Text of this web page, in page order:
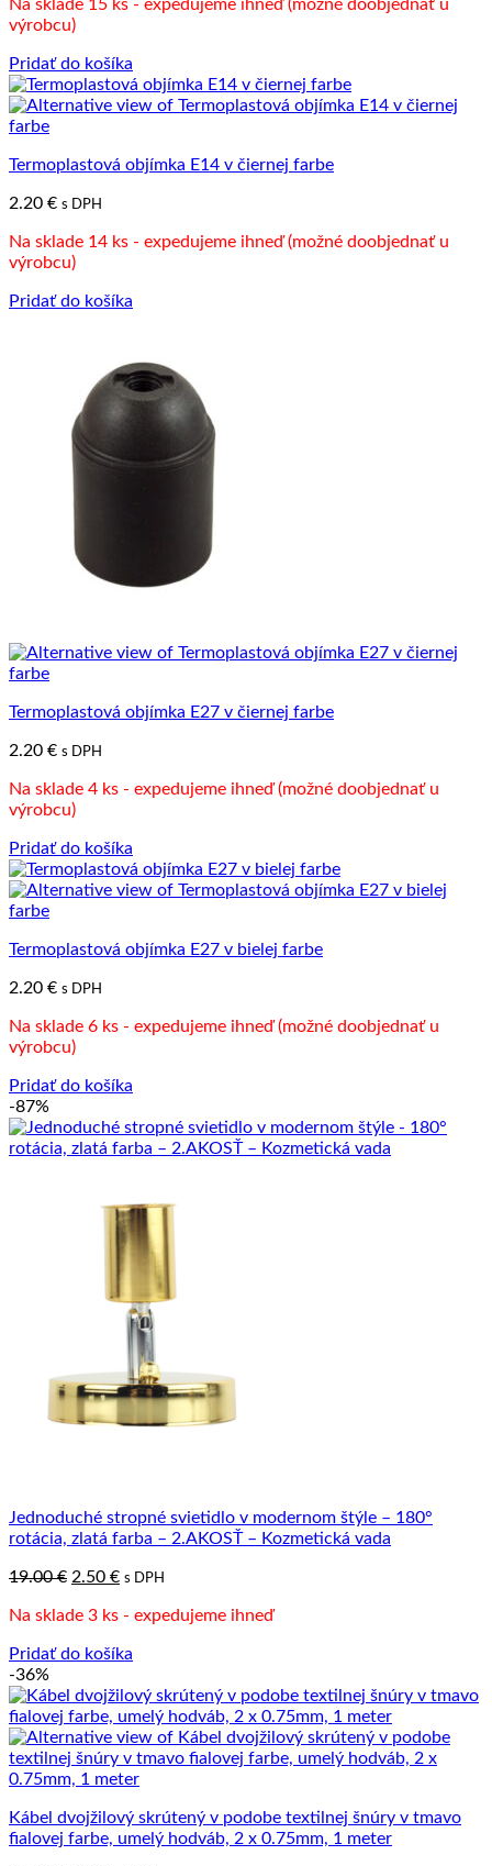
Na sklade 15 ks - expedujeme ihneď (možné doobjednať u
výrobcu)
Pridať do košíka
Termoplastová objímka E14 v čiernej farbe
2.20 € s DPH
Na sklade 14 ks - expedujeme ihneď (možné doobjednať u
výrobcu)
Pridať do košíka
Termoplastová objímka E27 v čiernej farbe
2.20 € s DPH
Na sklade 4 ks - expedujeme ihneď (možné doobjednať u
výrobcu)
Pridať do košíka
Termoplastová objímka E27 v bielej farbe
2.20 € s DPH
Na sklade 6 ks - expedujeme ihneď (možné doobjednať u
výrobcu)
Pridať do košíka
-87%
Jednoduché stropné svietidlo v modernom štýle – 180°
rotácia, zlatá farba – 2.AKOSŤ – Kozmetická vada
19.00€ Pôvodná
bola:
2.50 €Aktuálna
je:
s DPH
Na sklade 3 ks - expedujeme ihneď
Pridať do košíka
-36%
Kábel dvojžilový skrútený v podobe textilnej šnúry v tmavo
fialovej farbe, umelý hodváb, 2 x 0.75mm, 1 meter